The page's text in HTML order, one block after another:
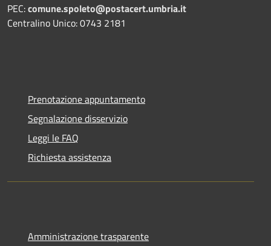
PEC:comune.spoleto@postacert.umbria.it
Centralino Unico: 0743 2181
Prenotazione appuntamento
Segnalazione disservizio
Leggi le FAQ
Richiesta assistenza
Amministrazione trasparente